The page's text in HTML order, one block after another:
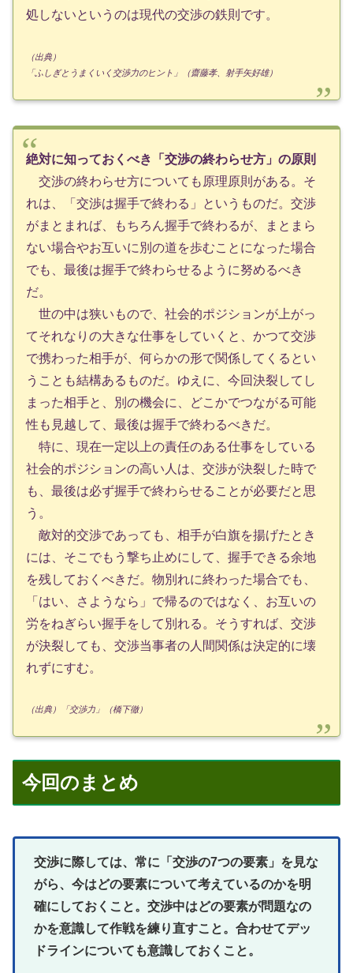
処しないというのは現代の交渉の鉄則です。
（出典）
「ふしぎとうまくいく交渉力のヒント」（齋藤孝、射手矢好雄）
絶対に知っておくべき「交渉の終わらせ方」の原則
交渉の終わらせ方についても原理原則がある。そ
れは、「交渉は握手で終わる」というものだ。交渉
がまとまれば、もちろん握手で終わるが、まとまら
ない場合やお互いに別の道を歩むことになった場合
でも、最後は握手で終わらせるように努めるべき
だ。
世の中は狭いもので、社会的ポジションが上がっ
てそれなりの大きな仕事をしていくと、かつて交渉
で携わった相手が、何らかの形で関係してくるとい
うことも結構あるものだ。ゆえに、今回決裂してし
まった相手と、別の機会に、どこかでつながる可能
性も見越して、最後は握手で終わるべきだ。
特に、現在一定以上の責任のある仕事をしている
社会的ポジションの高い人は、交渉が決裂した時で
も、最後は必ず握手で終わらせることが必要だと思
う。
敵対的交渉であっても、相手が白旗を揚げたとき
には、そこでもう撃ち止めにして、握手できる余地
を残しておくべきだ。物別れに終わった場合でも、
「はい、さようなら」で帰るのではなく、お互いの
労をねぎらい握手をして別れる。そうすれば、交渉
が決裂しても、交渉当事者の人間関係は決定的に壊
れずにすむ。
（出典）「交渉力」（橋下徹）
今回のまとめ
交渉に際しては、常に「交渉の7つの要素」を見な
がら、今はどの要素について考えているのかを明
確にしておくこと。交渉中はどの要素が問題なの
かを意識して作戦を練り直すこと。合わせてデッ
ドラインについても意識しておくこと。